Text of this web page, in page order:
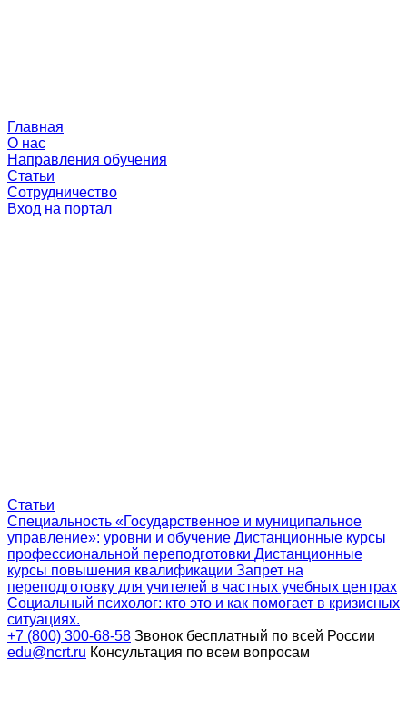
Главная
О нас
Направления обучения
Статьи
Сотрудничество
Вход на портал
Статьи
Специальность «Государственное и муниципальное
управление»: уровни и обучение Дистанционные курсы
профессиональной переподготовки Дистанционные
курсы повышения квалификации Запрет на
переподготовку для учителей в частных учебных центрах
Социальный психолог: кто это и как помогает в кризисных
ситуациях.
+7 (800) 300-68-58 Звонок бесплатный по всей России
edu@ncrt.ru Консультация по всем вопросам